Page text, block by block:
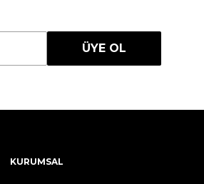
ÜYE OL
KURUMSAL